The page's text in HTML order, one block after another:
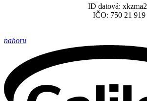
ID datová:
IČO: 750 21 919
nahoru